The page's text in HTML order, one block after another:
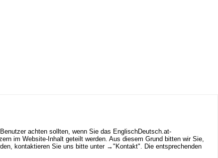
achten sollten, wenn Sie das EnglischDeutsch.at-
im Website-Inhalt geteilt werden. Aus diesem Grund bitten wir Sie,
kontaktieren Sie uns bitte unter →"Kontakt". Die entsprechenden